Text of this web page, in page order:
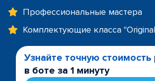
Профессиональные мастера
Комплектующие класса
Узнайте точную стоимость
в боте за 1 минуту